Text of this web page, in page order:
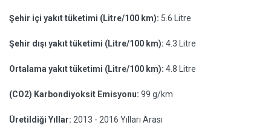
Şehir içi yakıt tüketimi (Litre/100 km): 5.6 Litre
Şehir dışı yakıt tüketimi (Litre/100 km): 4.3 Litre
Ortalama yakıt tüketimi (Litre/100 km): 4.8 Litre
(CO2) Karbondiyoksit Emisyonu: 99 g/km
Üretildiği Yıllar: 2013 - 2016 Yılları Arası